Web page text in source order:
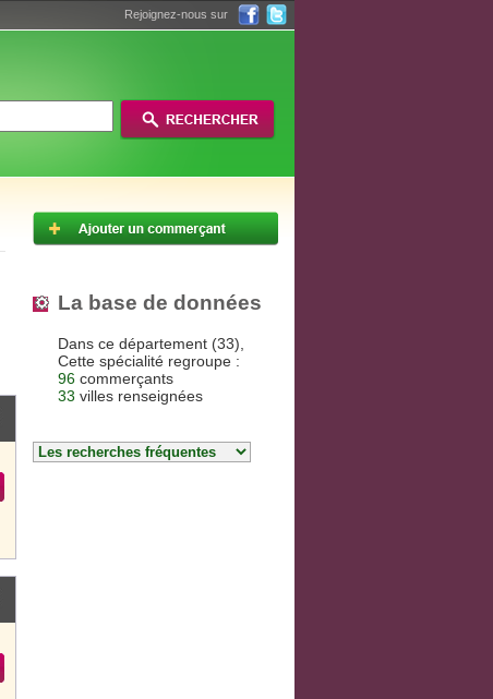
Rejoignez-nous sur
La base de données
Dans ce département (33),
Cette spécialité regroupe :
96 commerçants
33 villes renseignées